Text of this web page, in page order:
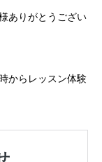
ありがとうござい
からレッスン体験